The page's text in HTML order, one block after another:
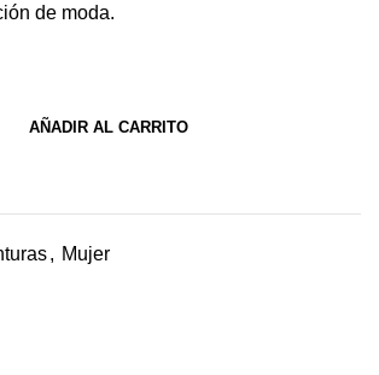
de moda.
AÑADIR AL CARRITO
, Mujer